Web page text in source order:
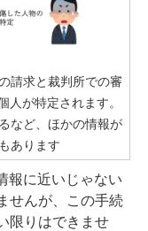
請求と裁判所での審
人が特定されます。
など、ほかの情報が
あります
報に近いじゃない
せんが、この手続
限りはできませ